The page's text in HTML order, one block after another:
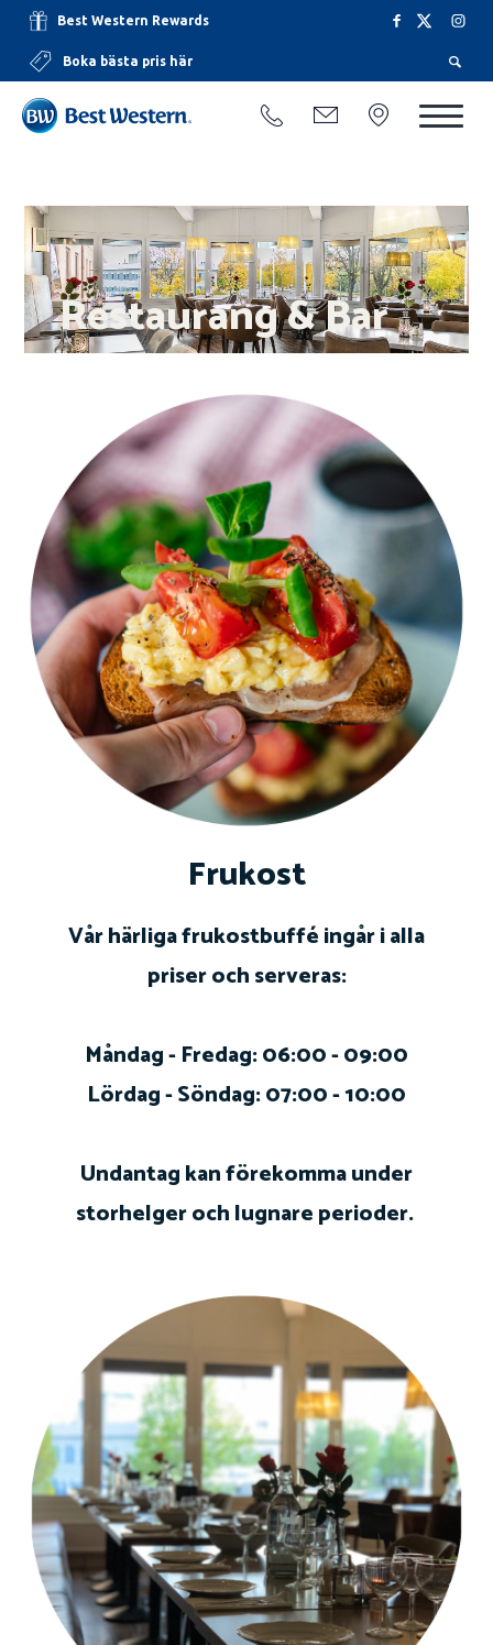
Best Western Rewards
Boka bästa pris här
Restaurang & Bar
Frukost
Vår härliga frukostbuffé ingår i alla
priser och serveras:
Måndag - Fredag: 06:00 - 09:00
Lördag - Söndag: 07:00 - 10:00
Undantag kan förekomma under
storhelger och lugnare perioder.